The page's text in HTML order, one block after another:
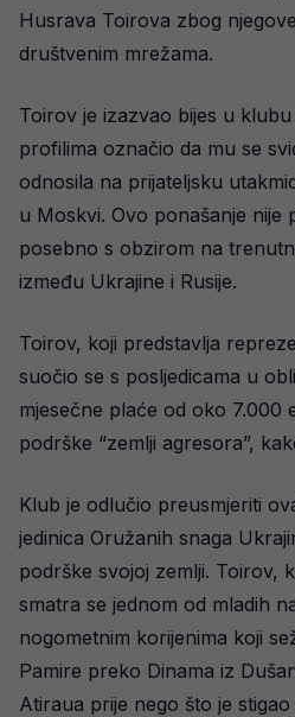
Husrava Toirova zbog
društvenim mrežama.
Toirov je izazvao bijes u
profilima označio da mu se
odnosila na prijateljsku
u Moskvi. Ovo ponašanje nije
posebno s obzirom na
između Ukrajine i Rusije.
Toirov, koji predstavlja
suočio se s posljedicama u
mjesečne plaće od oko 7.000
podrške “zemlji agresora”,
Klub je odlučio preusmjeriti
jedinica Oružanih snaga
podrške svojoj zemlji. Toirov,
smatra se jednom od mladih
nogometnim korijenima koji
Pamire preko Dinama iz
Atiraua prije nego što je